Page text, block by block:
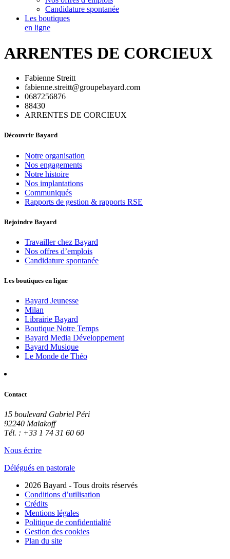
Candidature spontanée
Les boutiques
en ligne
ARRENTES DE CORCIEUX
Fabienne Streitt
fabienne.streitt@groupebayard.com
0687256876
88430
ARRENTES DE CORCIEUX
Découvrir Bayard
Notre organisation
Nos engagements
Notre histoire
Nos implantations
Communiqués
Rapports de gestion & rapports RSE
Rejoindre Bayard
Travailler chez Bayard
Nos offres d’emplois
Candidature spontanée
Les boutiques en ligne
Bayard Jeunesse
Milan
Librairie Bayard
Boutique Notre Temps
Bayard Media Développement
Bayard Musique
Le Monde de Théo
Contact
15 boulevard Gabriel Péri
92240 Malakoff
Tél. : +33 1 74 31 60 60
Nous écrire
Délégués en pastorale
2026 Bayard - Tous droits réservés
Conditions d’utilisation
Crédits
Mentions légales
Politique de confidentialité
Gestion des cookies
Plan du site